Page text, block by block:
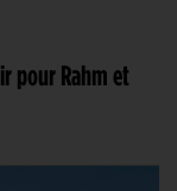
pour Rahm et